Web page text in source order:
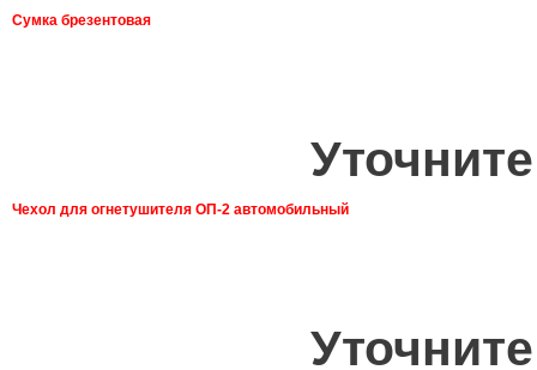
Сумка брезентовая
Чехол для огнетушителя ОП-2 автомобильный